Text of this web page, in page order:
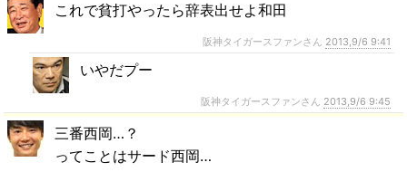
これで貧打やったら辞表出せよ和田
阪神タイガースファンさん 2013,9/6 9:41
いやだプー
阪神タイガースファンさん 2013,9/6 9:45
三番西岡…？
ってことはサード西岡…